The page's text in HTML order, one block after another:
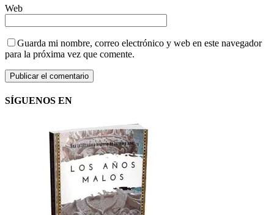
Web
Guarda mi nombre, correo electrónico y web en este navegador
para la próxima vez que comente.
SÍGUENOS EN